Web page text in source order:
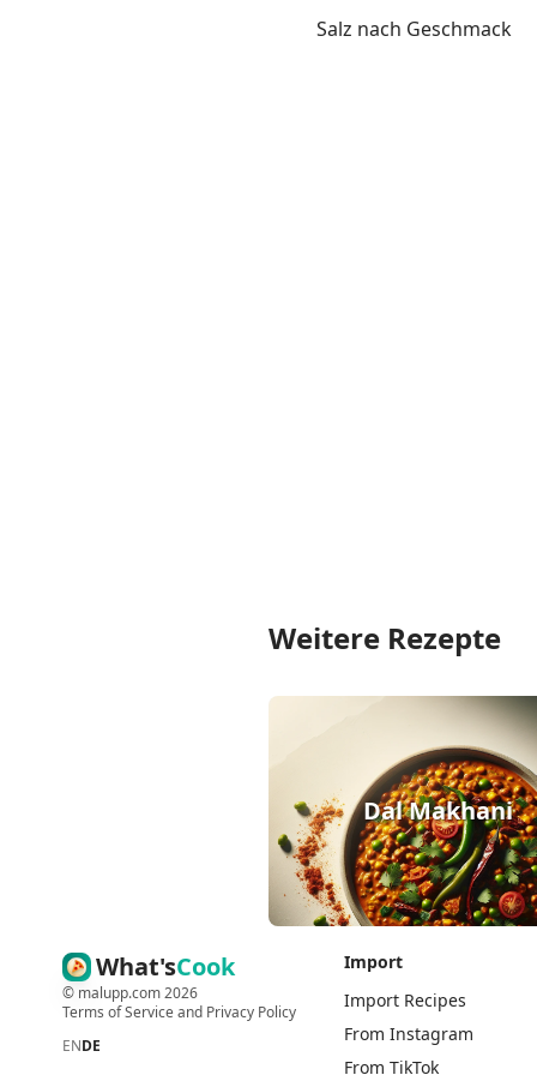
Salz nach Geschmack
Weitere Rezepte
Dal Makhani
What'sCook
© malupp.com2026
Terms of Serviceand Privacy Policy
ENDE
Import
Import Recipes
From Instagram
From TikTok